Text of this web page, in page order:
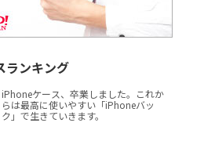
ランキング
iPhoneケース、卒業しました。これか
らは最高に使いやすい「iPhoneバッ
ク」で生きていきます。